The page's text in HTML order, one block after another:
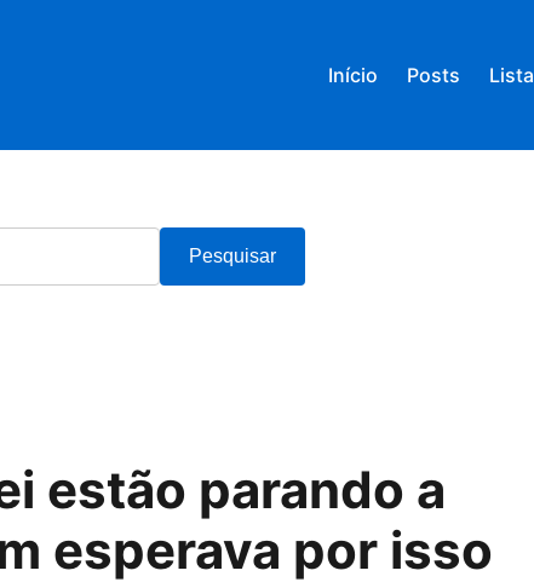
Início Posts Lista
Pesquisar
estão parando a
esperava por isso